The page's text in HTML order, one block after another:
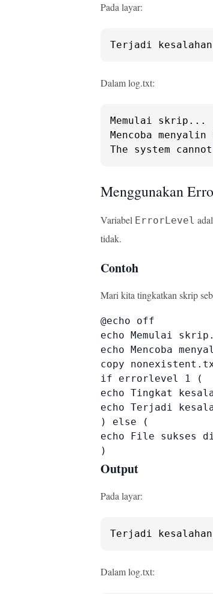
Pada layar:
Terjadi
Dalam log.txt:
Memulai skrip...
Mencoba
The system cannot
Menggunakan
Variabel ErrorLevel
tidak.
Contoh
Mari kita tingkatkan skrip
@echo off
echo Memulai
echo Mencoba
copy
if errorlevel 1 (
echo Tingkat
echo Terjadi
) else (
echo File sukses
)
Output
Pada layar:
Terjadi
Dalam log.txt: